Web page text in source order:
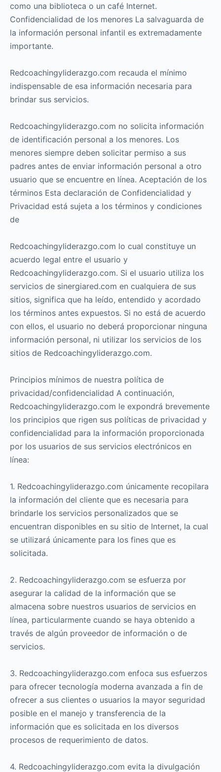
como una biblioteca o un café Internet.
Confidencialidad de los menores La salvaguarda de
la información personal infantil es extremadamente
importante.
Redcoachingyliderazgo.com recauda el mínimo
indispensable de esa información necesaria para
brindar sus servicios.
Redcoachingyliderazgo.com no solicita información
de identificación personal a los menores. Los
menores siempre deben solicitar permiso a sus
padres antes de enviar información personal a otro
usuario que se encuentre en línea. Aceptación de los
términos Esta declaración de Confidencialidad y
Privacidad está sujeta a los términos y condiciones
de
Redcoachingyliderazgo.com lo cual constituye un
acuerdo legal entre el usuario y
Redcoachingyliderazgo.com. Si el usuario utiliza los
servicios de sinergiared.com en cualquiera de sus
sitios, significa que ha leído, entendido y acordado
los términos antes expuestos. Si no está de acuerdo
con ellos, el usuario no deberá proporcionar ninguna
información personal, ni utilizar los servicios de los
sitios de Redcoachingyliderazgo.com.
Principios mínimos de nuestra política de
privacidad/confidencialidad A continuación,
Redcoachingyliderazgo.com le expondrá brevemente
los principios que rigen sus políticas de privacidad y
confidencialidad para la información proporcionada
por los usuarios de sus servicios electrónicos en
línea:
1. Redcoachingyliderazgo.com únicamente recopilara
la información del cliente que es necesaria para
brindarle los servicios personalizados que se
encuentran disponibles en su sitio de Internet, la cual
se utilizará únicamente para los fines que es
solicitada.
2. Redcoachingyliderazgo.com se esfuerza por
asegurar la calidad de la información que se
almacena sobre nuestros usuarios de servicios en
línea, particularmente cuando se haya obtenido a
través de algún proveedor de información o de
servicios.
3. Redcoachingyliderazgo.com enfoca sus esfuerzos
para ofrecer tecnología moderna avanzada a fin de
ofrecer a sus clientes o usuarios la mayor seguridad
posible en el manejo y transferencia de la
información que es solicitada en los diversos
procesos de requerimiento de datos.
4. Redcoachingyliderazgo.com evita la divulgación